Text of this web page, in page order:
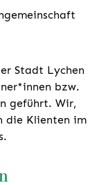
Stadt Lychen
bzw.
geführt. Wir,
die Klienten im